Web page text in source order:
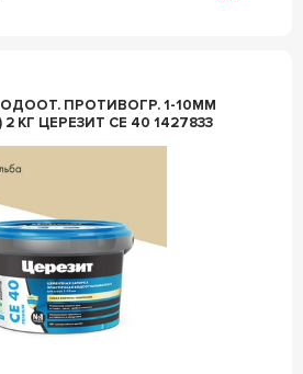
ПРОТИВОГР. 1-10ММ
КГ ЦЕРЕЗИТ CE 40 1427833